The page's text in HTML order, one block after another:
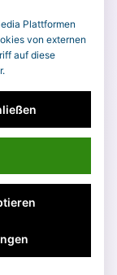
Plattformen
von externen
auf diese